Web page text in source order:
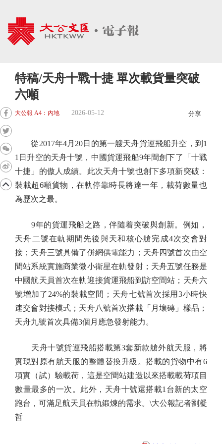
特稿/天舟十戰十捷 單次載貨量突破
六噸
大公報 A4：內地 2026-05-12 分享
從2017年4月20日的第一艘天舟貨運飛船升空，到1
1日升空的天舟十號，中國貨運飛船9年間創下了「十戰
十捷」的傲人成績。此次天舟十號也創下多項新突破：
裝載超6噸貨物，在軌停靠時長將達一年，載荷數量也
為歷次之最。
9年的貨運飛船之路，伴隨着突破與創新。例如，
天舟二號在軌期間先後與天和核心艙完成4次交會對
接；天舟三號具備了併網供電能力；天舟四號首次由空
間站系統實施商業微小衛星在軌發射；天舟五號任務是
中國航天員首次在軌迎接貨運飛船到訪空間站；天舟六
號增加了24%的裝載空間；天舟七號首次採用3小時快
速交會對接模式；天舟八號首次搭載「月壤磚」樣品；
天舟九號首次具備3個月應急發射能力。
天舟十號貨運飛船搭載第3套新款艙外航天服，將
實現對原有航天服的整體替換升級。搭載的貨物中有6
項實（試）驗載荷，這是空間站建造以來搭載載荷項目
數量最多的一次。此外，天舟十號還搭載1台新的太空
跑台，可滿足航天員在軌鍛煉的需求。\大公報記者劉凝
哲